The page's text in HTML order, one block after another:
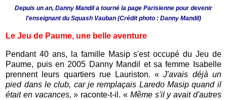
Depuis un an, Danny Mandil a tourné la page Parisienne pour devenir
l'enseignant du Squash Vauban (Crédit photo : Danny Mandil)
Le Jeu de Paume, une belle aventure
Pendant 40 ans, la famille Masip s'est occupé du Jeu de
Paume, puis en 2005 Danny Mandil et sa femme Isabelle
prennent leurs quartiers rue Lauriston. «J'avais déjà un
pied dans le club, car je remplaçais Laredo Masip quand il
était en vacances,» raconte-t-il. « Même s'il y avait d'autres